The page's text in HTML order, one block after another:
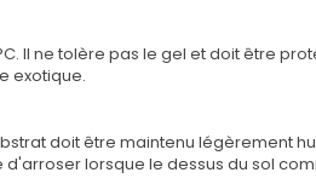
ne tolère pas le gel et doit être
exotique.
doit être maintenu légèrement
lorsque le dessus du sol